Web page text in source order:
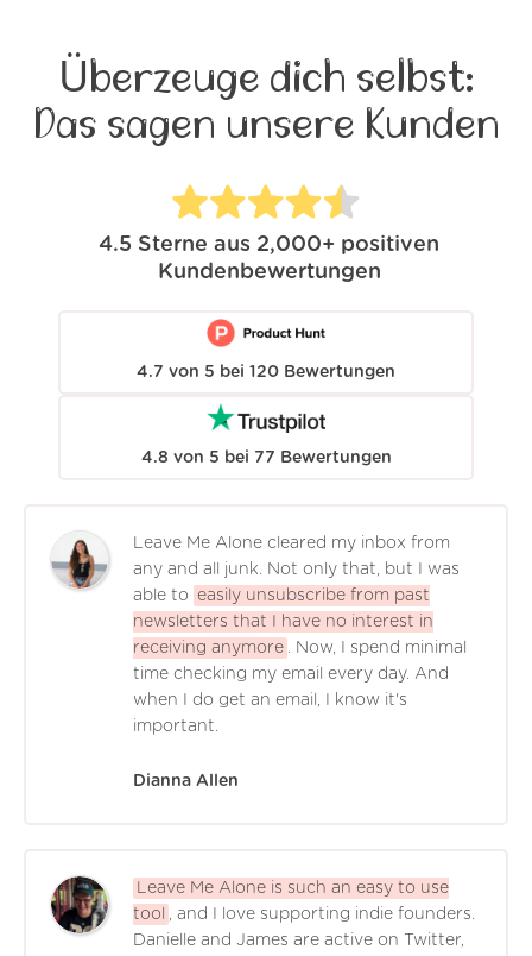
Überzeuge dich selbst:
Das sagen unsere Kunden
4.5 Sterne aus 2,000+ positiven
Kundenbewertungen
4.7 von 5 bei 120 Bewertungen
4.8 von 5 bei 77 Bewertungen
Leave Me Alone cleared my inbox from
any and all junk. Not only that, but I was
able to easily unsubscribe from past
newsletters that I have no interest in
receiving anymore
. Now, I spend minimal
time checking my email every day. And
when I do get an email, I know it's
important.
Dianna Allen
Leave Me Alone is such an easy to use
tool
, and I love supporting indie founders.
Danielle and James are active on Twitter,